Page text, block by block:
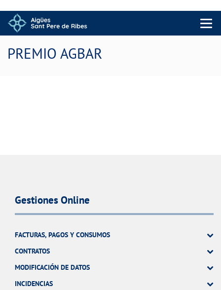
Menu
PREMIO AGBAR
Gestiones Online
FACTURAS, PAGOS Y CONSUMOS
CONTRATOS
MODIFICACIÓN DE DATOS
INCIDENCIAS